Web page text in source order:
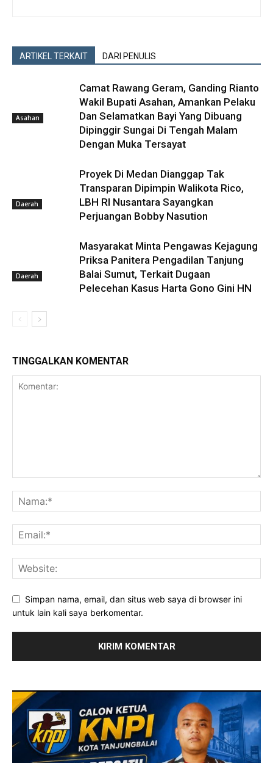
ARTIKEL TERKAIT DARI PENULIS
Asahan
Camat Rawang Geram, Ganding Rianto
Wakil Bupati Asahan, Amankan Pelaku
Dan Selamatkan Bayi Yang Dibuang
Dipinggir Sungai Di Tengah Malam
Dengan Muka Tersayat
Daerah
Proyek Di Medan Dianggap Tak
Transparan Dipimpin Walikota Rico,
LBH RI Nusantara Sayangkan
Perjuangan Bobby Nasution
Daerah
Masyarakat Minta Pengawas Kejagung
Priksa Panitera Pengadilan Tanjung
Balai Sumut, Terkait Dugaan
Pelecehan Kasus Harta Gono Gini HN
TINGGALKAN KOMENTAR
Simpan nama, email, dan situs web saya di browser ini
untuk lain kali saya berkomentar.